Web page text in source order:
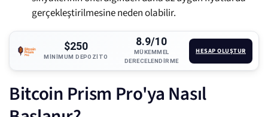
gerçekleştirilmesine neden olabilir.
$250
MINIMUM DEPOZITO
8.9/10
MÜKEMMEL
DERECELENDIRME
HESAP OLUŞTUR
Bitcoin Prism Pro'ya Nasıl